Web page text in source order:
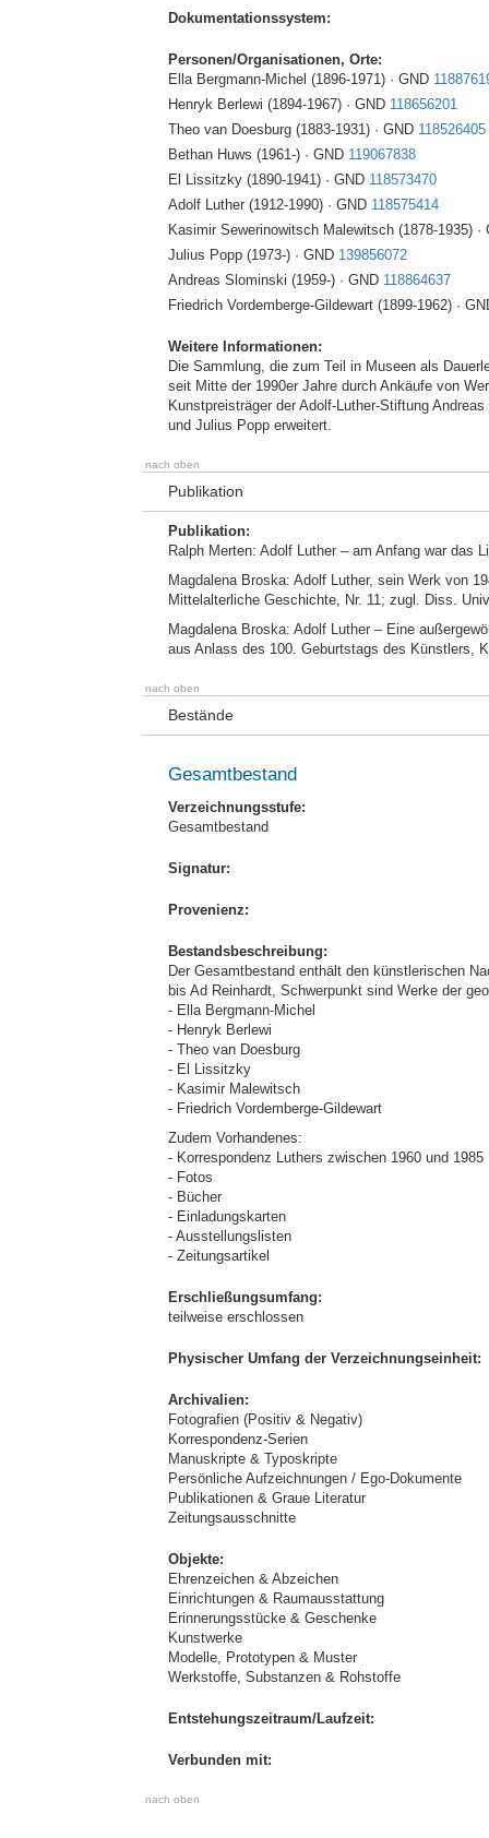
Dokumentationssystem:
Personen/Organisationen, Orte:
Ella Bergmann-Michel (1896-1971) · GND
Henryk Berlewi (1894-1967) · GND 118656201
Theo van Doesburg (1883-1931) · GND 118526405
Bethan Huws (1961-) · GND 119067838
El Lissitzky (1890-1941) · GND 118573470
Adolf Luther (1912-1990) · GND 118575414
Kasimir Sewerinowitsch Malewitsch (1878-1935) ·
Julius Popp (1973-) · GND 139856072
Andreas Slominski (1959-) · GND 118864637
Friedrich Vordemberge-Gildewart (1899-1962) ·
Weitere Informationen:
Die Sammlung, die zum Teil in Museen als
seit Mitte der 1990er Jahre durch Ankäufe von
Kunstpreisträger der Adolf-Luther-Stiftung
und Julius Popp erweitert.
nach oben
Publikation
Publikation:
Ralph Merten: Adolf Luther – am Anfang war das
Magdalena Broska: Adolf Luther, sein Werk von
Mittelalterliche Geschichte, Nr. 11; zugl. Diss.
Magdalena Broska: Adolf Luther – Eine
aus Anlass des 100. Geburtstags des Künstlers,
nach oben
Bestände
Gesamtbestand
Verzeichnungsstufe:
Gesamtbestand
Signatur:
Provenienz:
Bestandsbeschreibung:
Der Gesamtbestand enthält den künstlerischen
bis Ad Reinhardt, Schwerpunkt sind Werke der
- Ella Bergmann-Michel
- Henryk Berlewi
- Theo van Doesburg
- El Lissitzky
- Kasimir Malewitsch
- Friedrich Vordemberge-Gildewart
Zudem Vorhandenes:
- Korrespondenz Luthers zwischen 1960 und 1985
- Fotos
- Bücher
- Einladungskarten
- Ausstellungslisten
- Zeitungsartikel
Erschließungsumfang:
teilweise erschlossen
Physischer Umfang der Verzeichnungseinheit:
Archivalien:
Fotografien (Positiv & Negativ)
Korrespondenz-Serien
Manuskripte & Typoskripte
Persönliche Aufzeichnungen / Ego-Dokumente
Publikationen & Graue Literatur
Zeitungsausschnitte
Objekte:
Ehrenzeichen & Abzeichen
Einrichtungen & Raumausstattung
Erinnerungsstücke & Geschenke
Kunstwerke
Modelle, Prototypen & Muster
Werkstoffe, Substanzen & Rohstoffe
Entstehungszeitraum/Laufzeit:
Verbunden mit:
nach oben